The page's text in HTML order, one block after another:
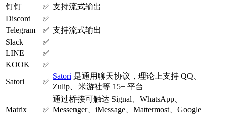
钉钉
✅ 支持流式输出
Discord
✅
Telegram
✅ 支持流式输出
Slack
✅
LINE
✅
KOOK
✅
Satori
✅
Satori 是通用聊天协议，理论上支持 QQ、
Zulip、米游社等 15+ 平台
Matrix ✅
通过桥接可触达 Signal、WhatsApp、
Messenger、iMessage、Mattermost、Google